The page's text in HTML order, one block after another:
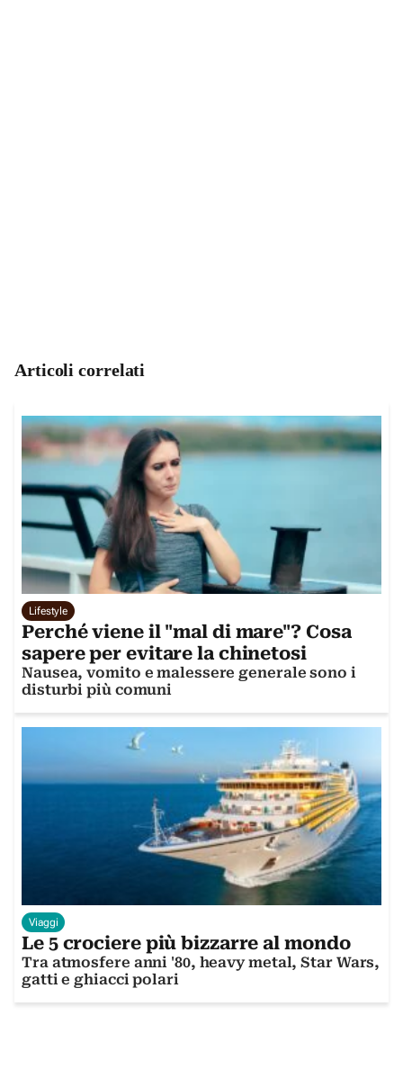
Articoli correlati
Lifestyle
Perché viene il "mal di mare"? Cosa
sapere per evitare la chinetosi
Nausea, vomito e malessere generale sono i
disturbi più comuni
Viaggi
Le 5 crociere più bizzarre al mondo
Tra atmosfere anni '80, heavy metal, Star Wars,
gatti e ghiacci polari